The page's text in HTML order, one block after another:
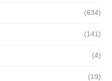
(634)
(141)
(4)
(19)